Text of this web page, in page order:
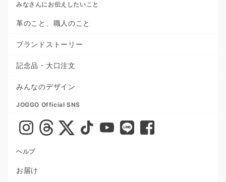
みなさんにお伝えしたいこと
革のこと、職人のこと
ブランドストーリー
記念品・大口注文
みんなのデザイン
JOGGO Official SNS
ヘルプ
お届け